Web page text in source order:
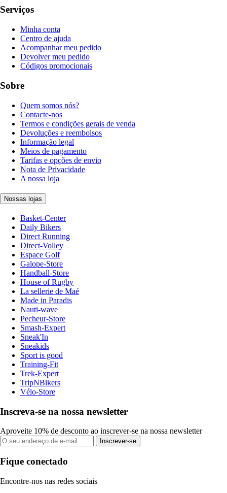
Serviços
Minha conta
Centro de ajuda
Acompanhar meu pedido
Devolver meu pedido
Códigos promocionais
Sobre
Quem somos nós?
Contacte-nos
Termos e condições gerais de venda
Devoluções e reembolsos
Informação legal
Meios de pagamento
Tarifas e opções de envio
Nota de Privacidade
A nossa loja
Nossas lojas
Basket-Center
Daily Bikers
Direct Running
Direct-Volley
Espace Golf
Galope-Store
Handball-Store
House of Rugby
La sellerie de Maé
Made in Paradis
Nauti-wave
Pecheur-Store
Smash-Expert
Sneak'In
Sneakids
Sport is good
Training-Fit
Trek-Expert
TripNBikers
Vélo-Store
Inscreva-se na nossa newsletter
Aproveite 10% de desconto ao inscrever-se na nossa newsletter
Inscrever-se
Fique conectado
Encontre-nos nas redes sociais